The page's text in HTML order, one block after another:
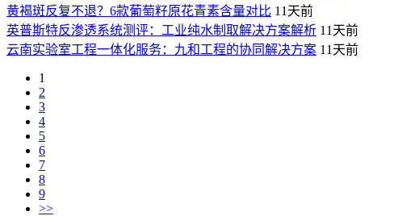
黄褐斑反复不退？6款葡萄籽原花青素含量对比 11天前
英普斯特反渗透系统测评：工业纯水制取解决方案解析 11天前
云南实验室工程一体化服务：九和工程的协同解决方案 11天前
1
2
3
4
5
6
7
8
9
>>